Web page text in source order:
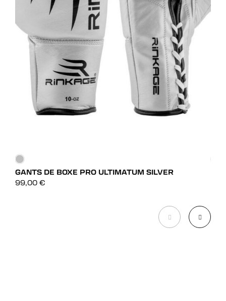
GANTS DE BOXE PRO ULTIMATUM SILVER
99,00 €